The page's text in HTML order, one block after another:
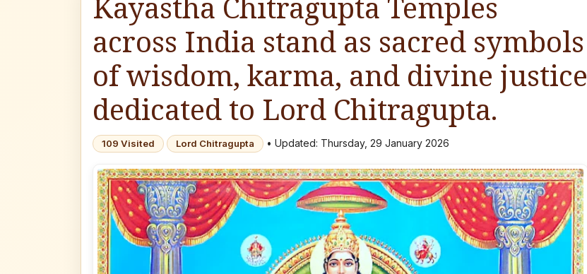
across India stand as sacred symbols
of wisdom, karma, and divine justice
dedicated to Lord Chitragupta.
109 Visited Lord Chitragupta • Updated: Thursday, 29 January 2026